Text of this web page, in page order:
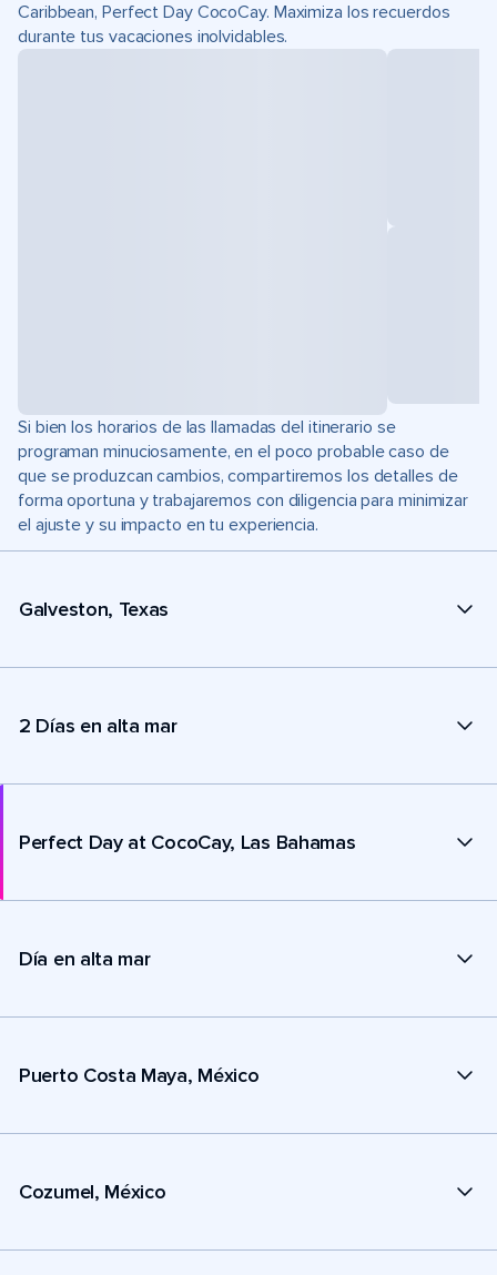
Caribbean, Perfect Day CocoCay. Maximiza los recuerdos
durante tus vacaciones inolvidables.
Si bien los horarios de las llamadas del itinerario se
programan minuciosamente, en el poco probable caso de
que se produzcan cambios, compartiremos los detalles de
forma oportuna y trabajaremos con diligencia para minimizar
el ajuste y su impacto en tu experiencia.
Galveston, Texas
2 Días en alta mar
Perfect Day at CocoCay, Las Bahamas
Día en alta mar
Puerto Costa Maya, México
Cozumel, México